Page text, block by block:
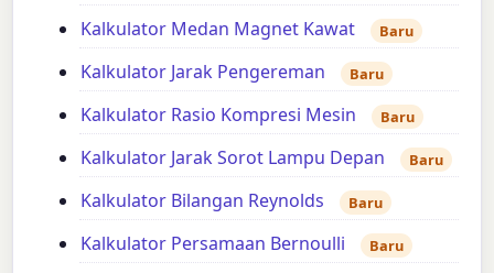
Kalkulator Medan Magnet Kawat Baru
Kalkulator Jarak Pengereman Baru
Kalkulator Rasio Kompresi Mesin Baru
Kalkulator Jarak Sorot Lampu Depan Baru
Kalkulator Bilangan Reynolds Baru
Kalkulator Persamaan Bernoulli Baru